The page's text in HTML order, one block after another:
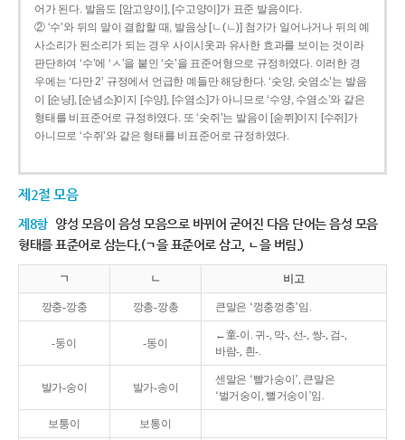
어가 된다. 발음도 [암고양이], [수고양이]가 표준 발음이다.
② ‘수’와 뒤의 말이 결합할 때, 발음상 [ㄴ(ㄴ)] 첨가가 일어나거나 뒤의 예
사소리가 된소리가 되는 경우 사이시옷과 유사한 효과를 보이는 것이라
판단하여 ‘수’에 ‘ㅅ’을 붙인 ‘숫’을 표준어형으로 규정하였다. 이러한 경
우에는 ‘다만 2’ 규정에서 언급한 예들만 해당한다. ‘숫양, 숫염소’는 발음
이 [순냥], [순념소]이지 [수양], [수염소]가 아니므로 ‘수양, 수염소’와 같은
형태를 비표준어로 규정하였다. 또 ‘숫쥐’는 발음이 [숟쮜]이지 [수쥐]가
아니므로 ‘수쥐’와 같은 형태를 비표준어로 규정하였다.
제2절 모음
제8항 양성 모음이 음성 모음으로 바뀌어 굳어진 다음 단어는 음성 모음
형태를 표준어로 삼는다.(ㄱ을 표준어로 삼고, ㄴ을 버림.)
ㄱ ㄴ 비고
깡충-깡충 깡총-깡총 큰말은 ‘껑충껑충’임.
-둥이 -동이
←童-이. 귀-, 막-, 선-, 쌍-, 검-,
바람-, 흰-.
발가-숭이 발가-송이
센말은 ‘빨가숭이’, 큰말은
‘벌거숭이, 뻘거숭이’임.
보퉁이 보통이